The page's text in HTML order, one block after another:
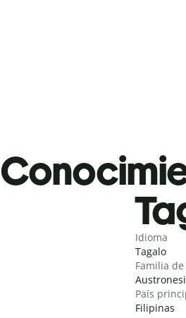
Idioma
Tagalo
Familia
País
Filipinas